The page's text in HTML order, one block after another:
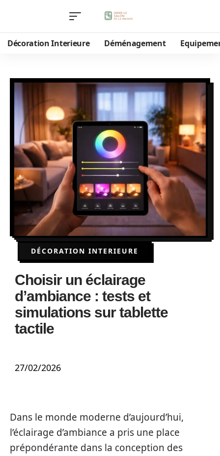
Décoration Interieure Déménagement
DÉCORATION INTERIEURE
Choisir un éclairage
d’ambiance : tests et
simulations sur tablette
tactile
27/02/2026
Dans le monde moderne d’aujourd’hui,
l’éclairage d’ambiance a pris une place
prépondérante dans la conception des